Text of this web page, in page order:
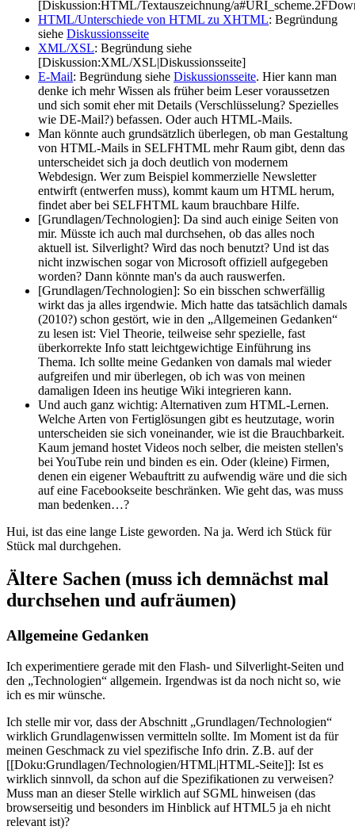
[Diskussion:HTML/Textauszeichnung/
HTML/Unterschiede von HTML zu XHTML: Begründung
siehe Diskussionsseite
XML/XSL: Begründung siehe
[Diskussion:XML/XSL|Diskussionsseite]
E-Mail: Begründung siehe Diskussionsseite. Hier kann man
denke ich mehr Wissen als früher beim Leser voraussetzen
und sich somit eher mit Details (Verschlüsselung? Spezielles
wie DE-Mail?) befassen. Oder auch HTML-Mails.
Man könnte auch grundsätzlich überlegen, ob man Gestaltung
von HTML-Mails in SELFHTML mehr Raum gibt, denn das
unterscheidet sich ja doch deutlich von modernem
Webdesign. Wer zum Beispiel kommerzielle Newsletter
entwirft (entwerfen muss), kommt kaum um HTML herum,
findet aber bei SELFHTML kaum brauchbare Hilfe.
[Grundlagen/Technologien]: Da sind auch einige Seiten von
mir. Müsste ich auch mal durchsehen, ob das alles noch
aktuell ist. Silverlight? Wird das noch benutzt? Und ist das
nicht inzwischen sogar von Microsoft offiziell aufgegeben
worden? Dann könnte man's da auch rauswerfen.
[Grundlagen/Technologien]: So ein bisschen schwerfällig
wirkt das ja alles irgendwie. Mich hatte das tatsächlich damals
(2010?) schon gestört, wie in den „Allgemeinen Gedanken“
zu lesen ist: Viel Theorie, teilweise sehr spezielle, fast
überkorrekte Info statt leichtgewichtige Einführung ins
Thema. Ich sollte meine Gedanken von damals mal wieder
aufgreifen und mir überlegen, ob ich was von meinen
damaligen Ideen ins heutige Wiki integrieren kann.
Und auch ganz wichtig: Alternativen zum HTML-Lernen.
Welche Arten von Fertiglösungen gibt es heutzutage, worin
unterscheiden sie sich voneinander, wie ist die Brauchbarkeit.
Kaum jemand hostet Videos noch selber, die meisten stellen's
bei YouTube rein und binden es ein. Oder (kleine) Firmen,
denen ein eigener Webauftritt zu aufwendig wäre und die sich
auf eine Facebookseite beschränken. Wie geht das, was muss
man bedenken…?
Hui, ist das eine lange Liste geworden. Na ja. Werd ich Stück für
Stück mal durchgehen.
Ältere Sachen (muss ich demnächst mal
durchsehen und aufräumen)
Allgemeine Gedanken
Ich experimentiere gerade mit den Flash- und Silverlight-Seiten und
den „Technologien“ allgemein. Irgendwas ist da noch nicht so, wie
ich es mir wünsche.
Ich stelle mir vor, dass der Abschnitt „Grundlagen/Technologien“
wirklich Grundlagenwissen vermitteln sollte. Im Moment ist da für
meinen Geschmack zu viel spezifische Info drin. Z.B. auf der
[[Doku:Grundlagen/Technologien/HTML|HTML-Seite]]: Ist es
wirklich sinnvoll, da schon auf die Spezifikationen zu verweisen?
Muss man an dieser Stelle wirklich auf SGML hinweisen (das
browserseitig und besonders im Hinblick auf HTML5 ja eh nicht
relevant ist)?